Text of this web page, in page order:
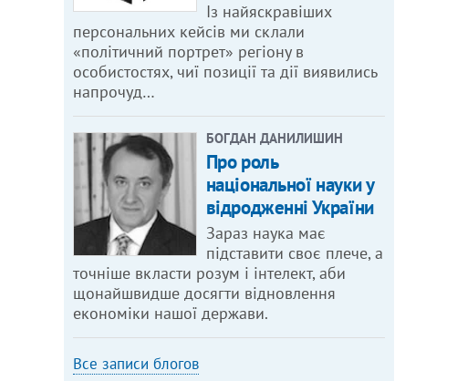
Із найяскравіших
персональних кейсів ми склали
«політичний портрет» регіону в
особистостях, чиї позиції та дії виявились
напрочуд…
БОГДАН ДАНИЛИШИН
Про роль
національної науки у
відродженні України
Зараз наука має
підставити своє плече, а
точніше вкласти розум і інтелект, аби
щонайшвидше досягти відновлення
економіки нашої держави.
Все записи блогов